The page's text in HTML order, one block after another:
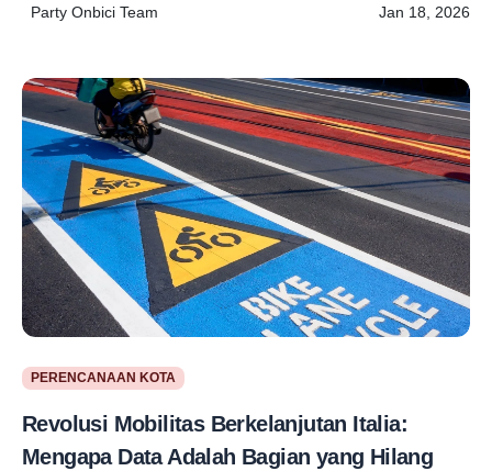
Party Onbici Team Jan 18, 2026
PERENCANAAN KOTA
Revolusi Mobilitas Berkelanjutan Italia:
Mengapa Data Adalah Bagian yang Hilang